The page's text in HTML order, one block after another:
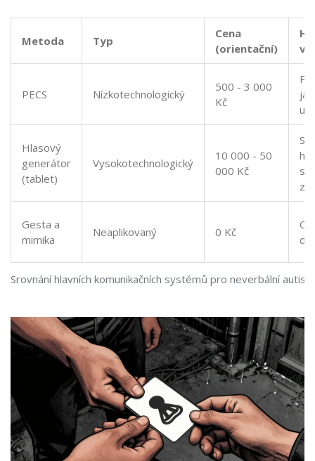
Srovnání hlavních komunikačních systémů pro neverbální autisty
Metoda Typ
Cena
(orientační)
PECS Nízkotechnologický
500 - 3 000
Kč
Hlasový
generátor
(tablet)
Vysokotechnologický
10 000 - 50
000 Kč
Gesta a
mimika
Neaplikovaný 0 Kč